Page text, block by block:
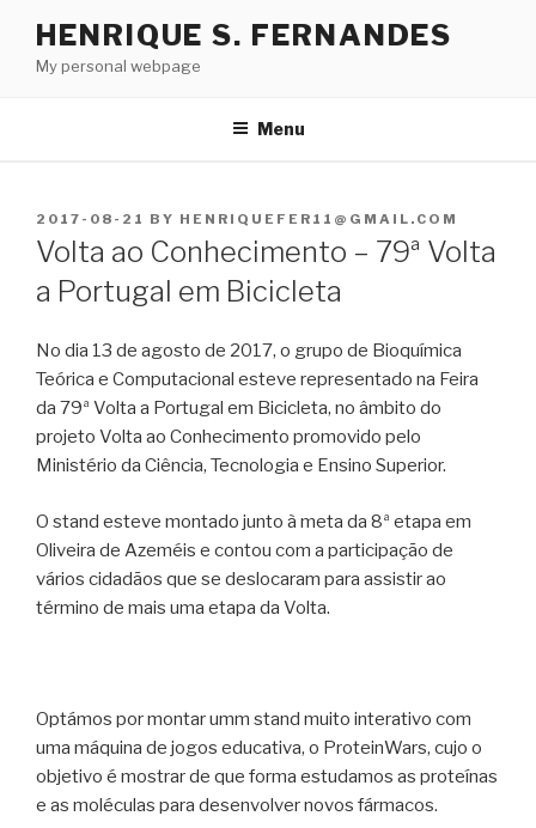
content
HENRIQUE S. FERNANDES
My personal webpage
Menu
POSTED
ON
2017-08-21 BY HENRIQUEFER11@GMAIL.COM
Volta ao Conhecimento – 79ª Volta
a Portugal em Bicicleta
No dia 13 de agosto de 2017, o grupo de Bioquímica
Teórica e Computacional esteve representado na Feira
da 79ª Volta a Portugal em Bicicleta, no âmbito do
projeto Volta ao Conhecimento promovido pelo
Ministério da Ciência, Tecnologia e Ensino Superior.
O stand esteve montado junto à meta da 8ª etapa em
Oliveira de Azeméis e contou com a participação de
vários cidadãos que se deslocaram para assistir ao
término de mais uma etapa da Volta.
Optámos por montar umm stand muito interativo com
uma máquina de jogos educativa, o ProteinWars, cujo o
objetivo é mostrar de que forma estudamos as proteínas
e as moléculas para desenvolver novos fármacos.